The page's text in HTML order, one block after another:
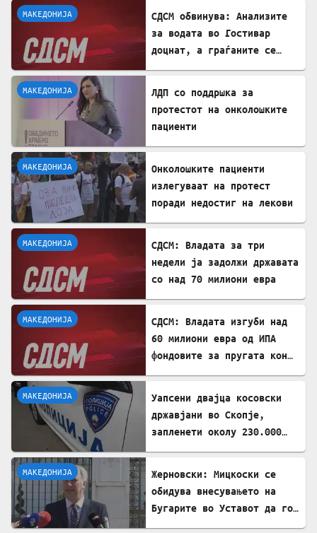
МАКЕДОНИЈА
СДСМ обвинува: Анализите
за водата во Гостивар
доцнат, а граѓаните се
МАКЕДОНИЈА
ЛДП со поддршка за
протестот на онколошките
пациенти
МАКЕДОНИЈА
Онколошките пациенти
излегуваат на протест
поради недостиг на лекови
МАКЕДОНИЈА
СДСМ: Владата за три
недели ја задолжи државата
со над 70 милиони евра
МАКЕДОНИЈА
СДСМ: Владата изгуби над
60 милиони евра од ИПА
фондовите за пругата кон
МАКЕДОНИЈА
Уапсени двајца косовски
државјани во Скопје,
запленети околу 230.000
МАКЕДОНИЈА
Жерновски: Мицкоски се
обидува внесувањето на
Бугарите во Уставот да го